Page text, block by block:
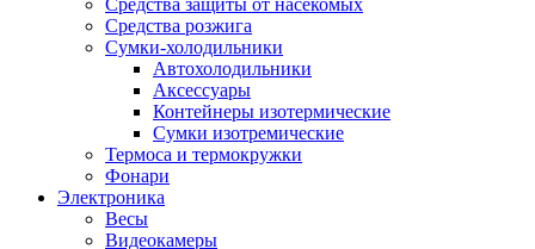
Средства защиты от насекомых
Средства розжига
Сумки-холодильники
Автохолодильники
Аксессуары
Контейнеры изотермические
Сумки изотремические
Термоса и термокружки
Фонари
Электроника
Весы
Видеокамеры